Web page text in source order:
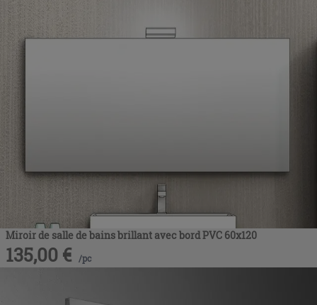
Miroir de salle de bains brillant avec bord PVC 60x120
135,00 € /pc